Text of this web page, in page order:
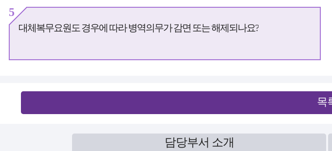
5
대체복무요원도 경우에 따라 병역의무가 감면 또는 해제되나요?
목
담당부서 소개